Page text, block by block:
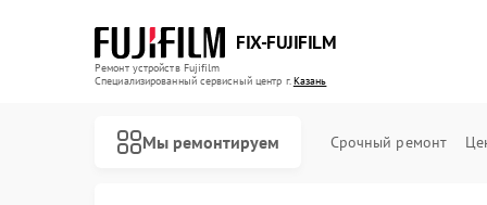
FIX-FUJIFILM
Ремонт устройств Fujifilm
Специализированный cервисный центр г.Казань
Мы ремонтируем Срочный ремонт